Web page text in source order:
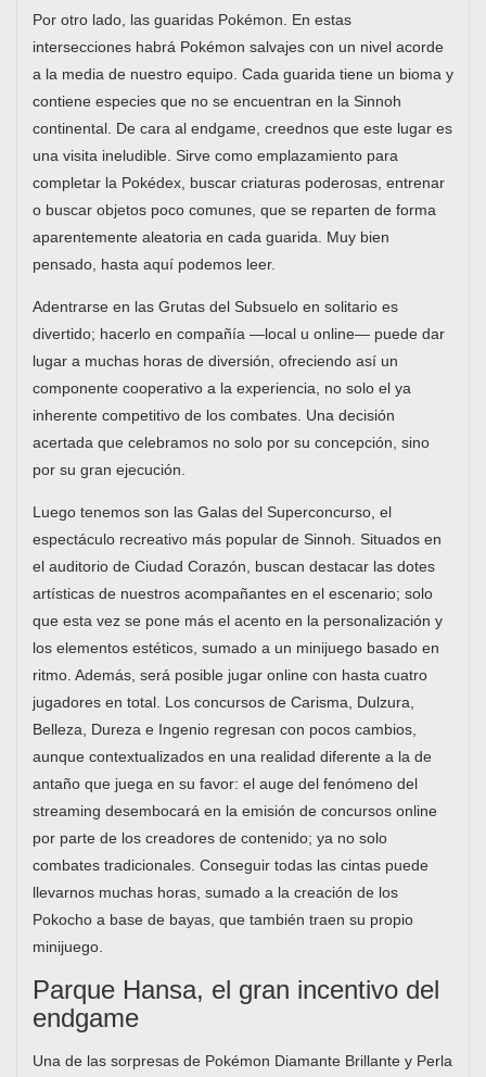
Por otro lado, las guaridas Pokémon. En estas
intersecciones habrá Pokémon salvajes con un nivel acorde
a la media de nuestro equipo. Cada guarida tiene un bioma y
contiene especies que no se encuentran en la Sinnoh
continental. De cara al endgame, creednos que este lugar es
una visita ineludible. Sirve como emplazamiento para
completar la Pokédex, buscar criaturas poderosas, entrenar
o buscar objetos poco comunes, que se reparten de forma
aparentemente aleatoria en cada guarida. Muy bien
pensado, hasta aquí podemos leer.
Adentrarse en las Grutas del Subsuelo en solitario es
divertido; hacerlo en compañía —local u online— puede dar
lugar a muchas horas de diversión, ofreciendo así un
componente cooperativo a la experiencia, no solo el ya
inherente competitivo de los combates. Una decisión
acertada que celebramos no solo por su concepción, sino
por su gran ejecución.
Luego tenemos son las Galas del Superconcurso, el
espectáculo recreativo más popular de Sinnoh. Situados en
el auditorio de Ciudad Corazón, buscan destacar las dotes
artísticas de nuestros acompañantes en el escenario; solo
que esta vez se pone más el acento en la personalización y
los elementos estéticos, sumado a un minijuego basado en
ritmo. Además, será posible jugar online con hasta cuatro
jugadores en total. Los concursos de Carisma, Dulzura,
Belleza, Dureza e Ingenio regresan con pocos cambios,
aunque contextualizados en una realidad diferente a la de
antaño que juega en su favor: el auge del fenómeno del
streaming desembocará en la emisión de concursos online
por parte de los creadores de contenido; ya no solo
combates tradicionales. Conseguir todas las cintas puede
llevarnos muchas horas, sumado a la creación de los
Pokocho a base de bayas, que también traen su propio
minijuego.
Parque Hansa, el gran incentivo del
endgame
Una de las sorpresas de Pokémon Diamante Brillante y Perla